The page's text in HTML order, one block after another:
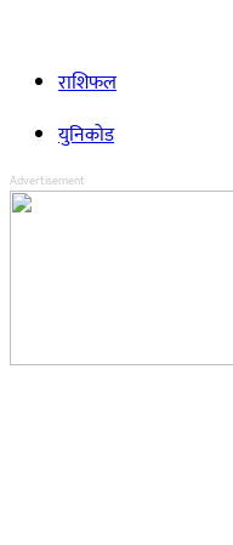
राशिफल
युनिकोड
Advertisement